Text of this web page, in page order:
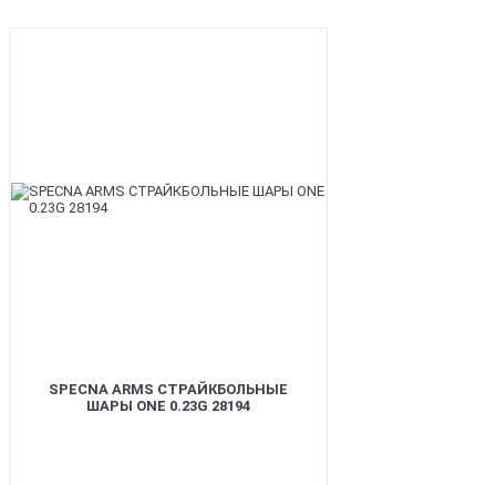
SPECNA ARMS СТРАЙКБОЛЬНЫЕ
ШАРЫ ONE 0.23G 28194